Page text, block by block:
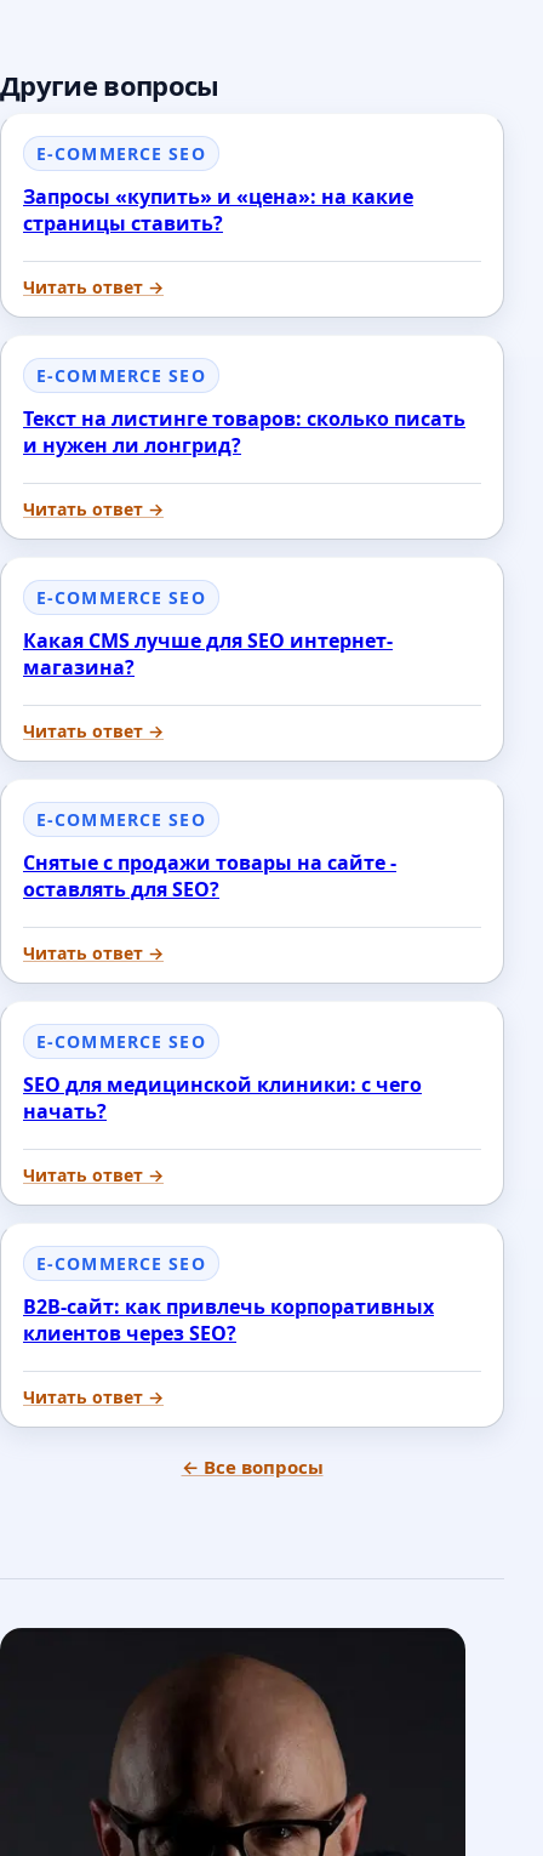
Другие вопросы
E-COMMERCE SEO
Запросы «купить» и «цена»: на какие
страницы ставить?
Читать ответ →
E-COMMERCE SEO
Текст на листинге товаров: сколько писать
и нужен ли лонгрид?
Читать ответ →
E-COMMERCE SEO
Какая CMS лучше для SEO интернет-
магазина?
Читать ответ →
E-COMMERCE SEO
Снятые с продажи товары на сайте -
оставлять для SEO?
Читать ответ →
E-COMMERCE SEO
SEO для медицинской клиники: с чего
начать?
Читать ответ →
E-COMMERCE SEO
B2B-сайт: как привлечь корпоративных
клиентов через SEO?
Читать ответ →
← Все вопросы